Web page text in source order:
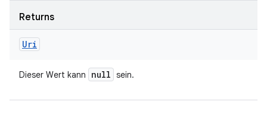
Returns
Uri
Dieser Wert kann null sein.